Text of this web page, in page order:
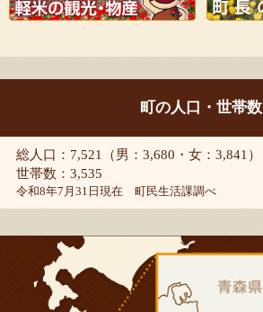
町の人口・世帯数
総人口：7,521（男：3,680・女：3,841）
世帯数：3,535
令和8年7月31日現在 町民生活課調べ